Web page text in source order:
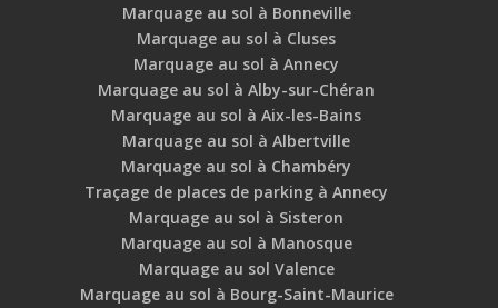
Marquage au sol à Bonneville
Marquage au sol à Cluses
Marquage au sol à Annecy
Marquage au sol à Alby-sur-Chéran
Marquage au sol à Aix-les-Bains
Marquage au sol à Albertville
Marquage au sol à Chambéry
Traçage de places de parking à Annecy
Marquage au sol à Sisteron
Marquage au sol à Manosque
Marquage au sol Valence
Marquage au sol à Bourg-Saint-Maurice